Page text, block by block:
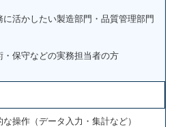
に活かしたい製造部門・品質管理部門
・保守などの実務担当者の方
操作（データ入力・集計など）